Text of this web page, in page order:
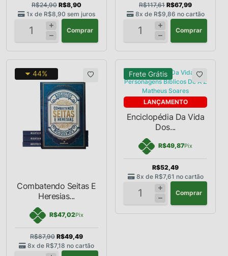
R$24,90 R$8,90
1x de R$8,90 sem juros
Comprar
R$117,61 R$67,99
8x de R$9,86 no cartão
Comprar
44%
Combatendo Seitas E
Heresias...
R$47,02Pix
R$87,90 R$49,49
8x de R$7,18 no cartão
LANÇAMENTO
Frete Grátis
Enciclopédia Da Vida
Dos...
R$49,87Pix
R$52,49
8x de R$7,61 no cartão
Comprar